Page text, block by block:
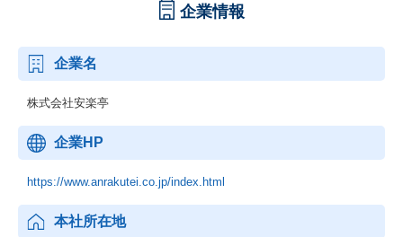
企業情報
企業名
株式会社安楽亭
企業HP
https://www.anrakutei.co.jp/index.html
本社所在地